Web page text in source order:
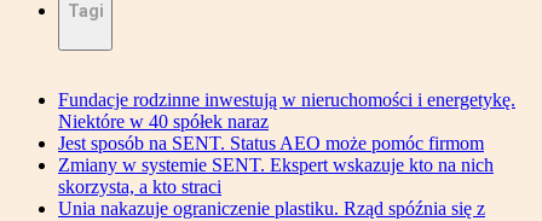
Tagi
Fundacje rodzinne inwestują w nieruchomości i energetykę.
Niektóre w 40 spółek naraz
Jest sposób na SENT. Status AEO może pomóc firmom
Zmiany w systemie SENT. Ekspert wskazuje kto na nich
skorzysta, a kto straci
Unia nakazuje ograniczenie plastiku. Rząd spóźnia się z